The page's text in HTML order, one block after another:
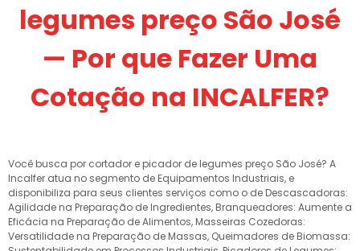
legumes preço São José
— Por que Fazer Uma
Cotação na INCALFER?
Você busca por cortador e picador de legumes preço São José? A
Incalfer atua no segmento de Equipamentos Industriais, e
disponibiliza para seus clientes serviços como o de Descascadoras:
Agilidade na Preparação de Ingredientes, Branqueadores: Aumente a
Eficácia na Preparação de Alimentos, Masseiras Cozedoras:
Versatilidade na Preparação de Massas, Queimadores de Biomassa: